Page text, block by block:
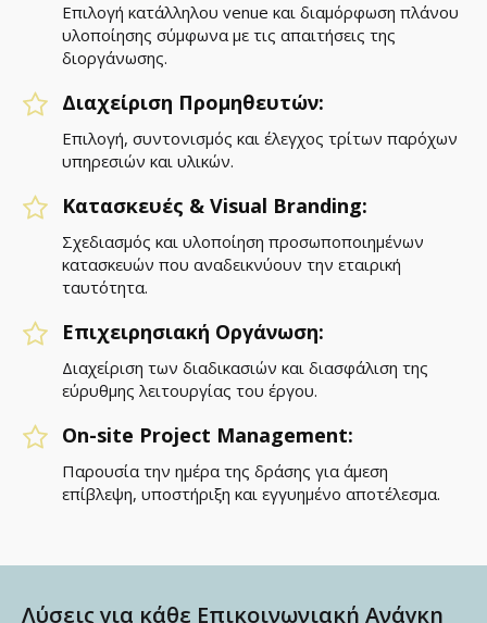
Επιλογή κατάλληλου venue και διαμόρφωση πλάνου
υλοποίησης σύμφωνα με τις απαιτήσεις της
διοργάνωσης.
Διαχείριση Προμηθευτών:
Επιλογή, συντονισμός και έλεγχος τρίτων παρόχων
υπηρεσιών και υλικών.
Κατασκευές & Visual Branding:
Σχεδιασμός και υλοποίηση προσωποποιημένων
κατασκευών που αναδεικνύουν την εταιρική
ταυτότητα.
Επιχειρησιακή Οργάνωση:
Διαχείριση των διαδικασιών και διασφάλιση της
εύρυθμης λειτουργίας του έργου.
On-site Project Management:
Παρουσία την ημέρα της δράσης για άμεση
επίβλεψη, υποστήριξη και εγγυημένο αποτέλεσμα.
Λύσεις για κάθε Επικοινωνιακή Ανάγκη